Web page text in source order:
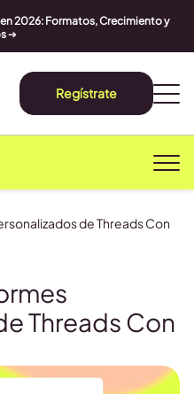
2026: Formatos, Crecimiento y
➔
Regístrate
Threads Con
de Threads Con